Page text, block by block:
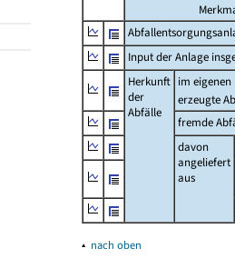
Input der Anlage
Herkunft
der
Abfälle
im
erzeugte
fremde
davon
angeliefert
aus
▴ nach oben